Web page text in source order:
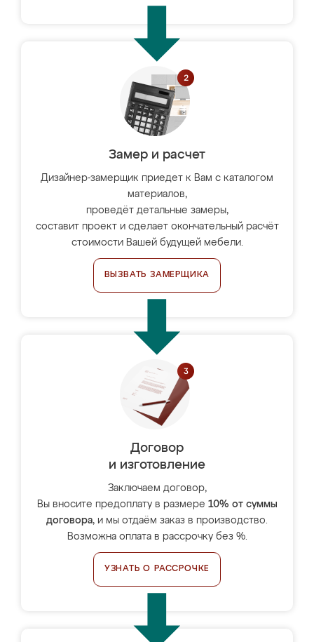
Замер и расчет
Дизайнер-замерщик приедет к Вам с каталогом
материалов,
проведёт детальные замеры,
составит проект и сделает окончательный расчёт
стоимости Вашей будущей мебели.
ВЫЗВАТЬ ЗАМЕРЩИКА
Договор
и изготовление
Заключаем договор,
Вы вносите предоплату в размере 10% от суммы
договора, и мы отдаём заказ в производство.
Возможна оплата в рассрочку без %.
УЗНАТЬ О РАССРОЧКЕ